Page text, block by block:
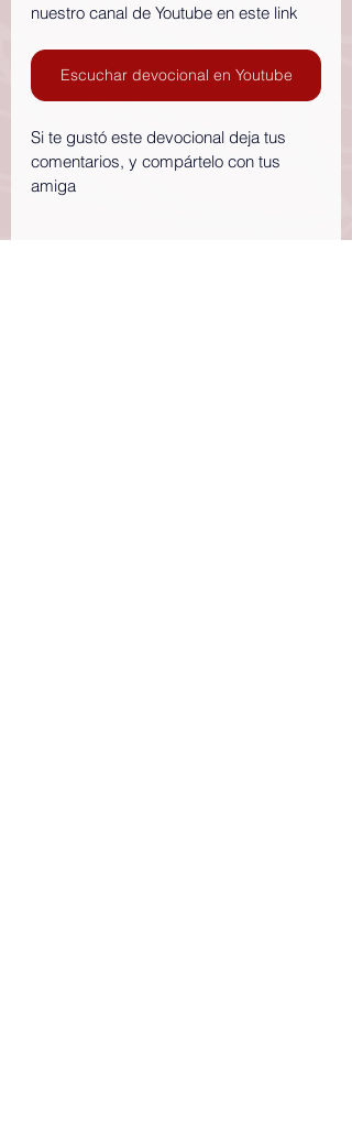
nuestro canal de Youtube en este link
Escuchar devocional en Youtube
Si te gustó este devocional deja tus
comentarios, y compártelo con tus
amiga